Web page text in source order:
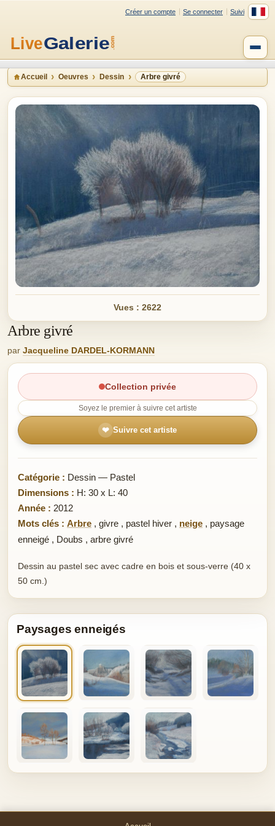
Créer un compte Se connecter Suivi
Accueil Oeuvres Dessin Arbre givré
Vues : 2622
Arbre givré
par Jacqueline DARDEL-KORMANN
Collection privée
Soyez le premier à suivre cet artiste
❤ Suivre cet artiste
Catégorie : Dessin — Pastel
Dimensions : H: 30 x L: 40
Année : 2012
Mots clés : Arbre , givre , pastel hiver , neige , paysage
enneigé , Doubs , arbre givré
Dessin au pastel sec avec cadre en bois et sous-verre (40 x
50 cm.)
Paysages enneigés